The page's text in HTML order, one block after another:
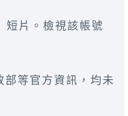
片。檢視該帳號
等官方資訊，均未